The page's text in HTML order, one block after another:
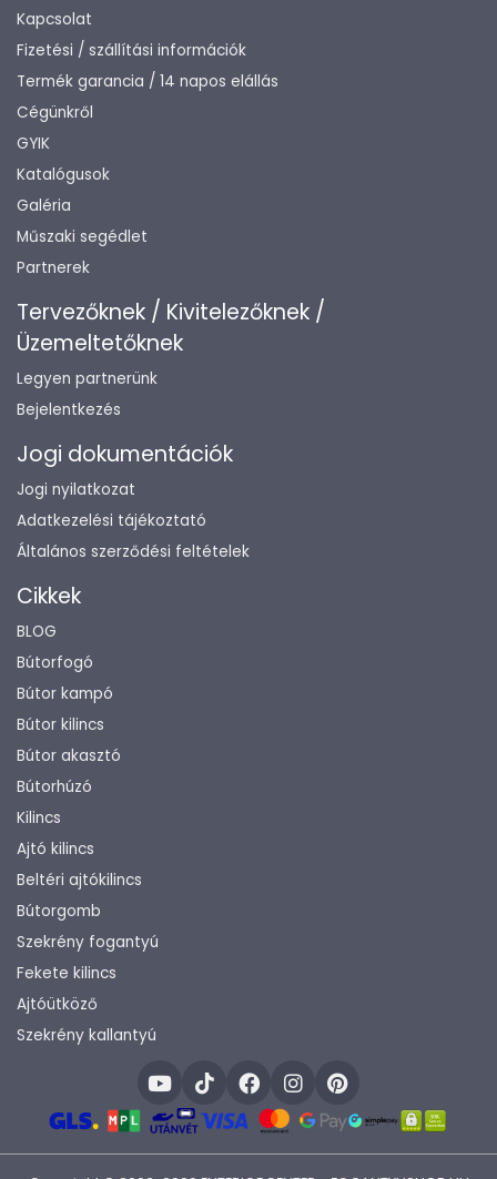
Kapcsolat
Fizetési / szállítási információk
Termék garancia / 14 napos elállás
Cégünkről
GYIK
Katalógusok
Galéria
Műszaki segédlet
Partnerek
Tervezőknek / Kivitelezőknek /
Üzemeltetőknek
Legyen partnerünk
Bejelentkezés
Jogi dokumentációk
Jogi nyilatkozat
Adatkezelési tájékoztató
Általános szerződési feltételek
Cikkek
BLOG
Bútorfogó
Bútor kampó
Bútor kilincs
Bútor akasztó
Bútorhúzó
Kilincs
Ajtó kilincs
Beltéri ajtókilincs
Bútorgomb
Szekrény fogantyú
Fekete kilincs
Ajtóütköző
Szekrény kallantyú